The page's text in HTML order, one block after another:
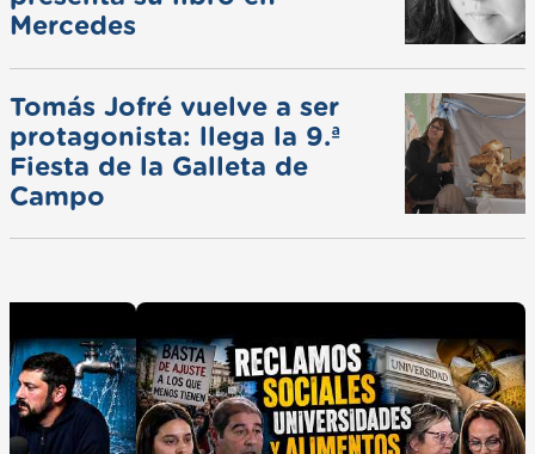
Mercedes
Tomás Jofré vuelve a ser
protagonista: llega la 9.ª
Fiesta de la Galleta de
Campo